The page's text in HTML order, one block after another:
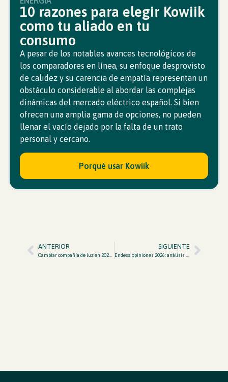
10 razones para elegir Kowiik
como tu aliado en tu
consumo
A pesar de los notables avances tecnológicos de
los comparadores en línea, su enfoque desprovisto
de calidez y su carencia de empatía representan un
obstáculo considerable al abordar las complejas
dinámicas del mercado eléctrico español. Si bien
ofrecen una amplia gama de opciones, no pueden
llenar el vacío dejado por la falta de un trato
personal y cercano.
Porqué usar Kowiik
ANTERIOR SIGUIENTE